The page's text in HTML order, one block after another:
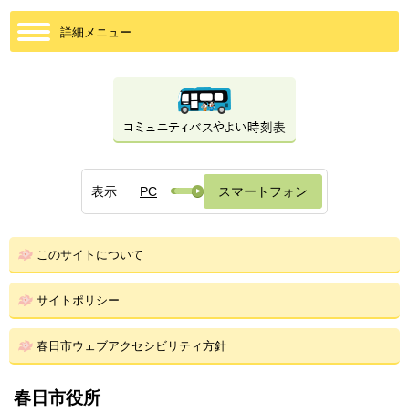
詳細メニュー
表示 PC スマートフォン
このサイトについて
サイトポリシー
春日市ウェブアクセシビリティ方針
春日市役所